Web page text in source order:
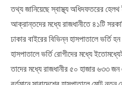
তথ্য জানিয়েছে স্বাস্থ্য অধিদফতরের হেলথ
আক্রান্তদের মধ্যে রাজধানীতে ৪১টি
ঢাকার বাইরের বিভিন্ন হাসপাতালে ভর্তি
হাসপাতালে ভর্তি রোগীদের মধ্যে
তাদের মধ্যে রাজধানীর ৫০ হাজার ৬৩৩